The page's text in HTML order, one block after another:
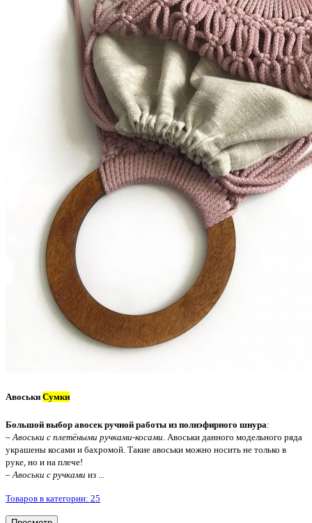
Авоськи Сумки
Большой выбор авосек ручной работы из полиэфирного шнура:
– Авоськи с плетёными ручками-косами . Авоськи данного модельного ряда
украшены косами и бахромой. Такие авоськи можно носить не только в
руке, но и на плече!
– Авоськи с ручками из ...
Товаров в категории: 25